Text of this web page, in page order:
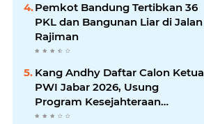
Pemkot Bandung Tertibkan 36
PKL dan Bangunan Liar di Jalan
Rajiman
Kang Andhy Daftar Calon Ketua
PWI Jabar 2026, Usung
Program Kesejahteraan
Wartawan hingga Peluang Kerja